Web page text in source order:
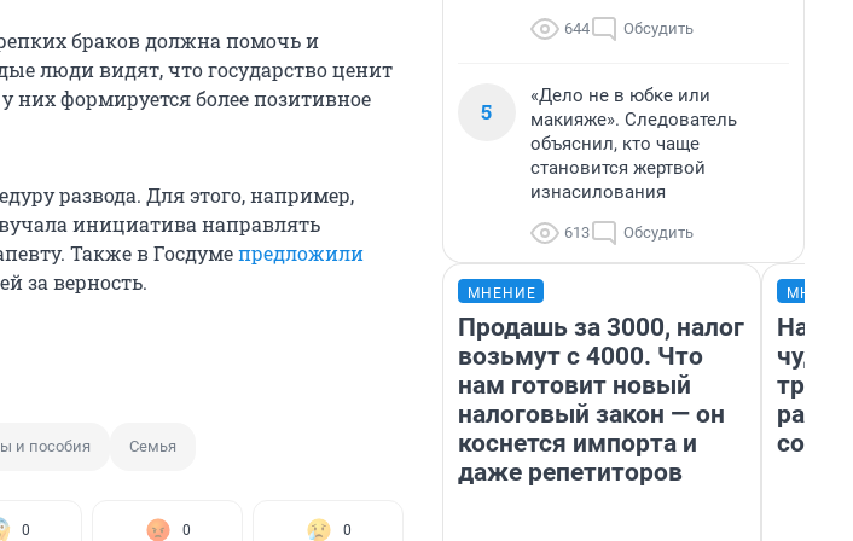
браков должна помочь и
люди видят, что государство ценит
них формируется более позитивное
развода. Для этого, например,
инициатива направлять
Также в Госдумепредложили
за верность.
и пособия Семья
0 0 0
644 Обсудить
5
«Дело не в юбке или
макияже». Следователь
объяснил, кто чаще
становится жертвой
изнасилования
613 Обсудить
МНЕНИЕ
Продашь за 3000, налог
возьмут с 4000. Что
нам готовит новый
налоговый закон — он
коснется импорта и
даже репетиторов